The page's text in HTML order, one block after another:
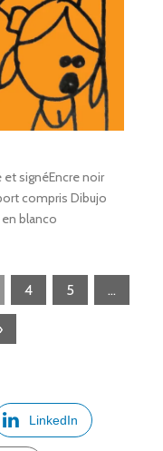
et signéEncre noir
compris Dibujo
blanco
4 5 …
LinkedIn